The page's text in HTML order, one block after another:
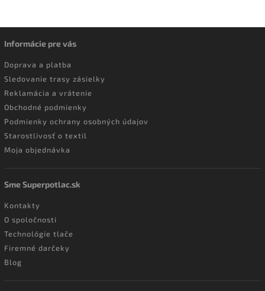
Informácie pre vás
Doprava a platba
Sledovanie trasy zásielky
Reklamácia a vrátenie
Obchodné podmienky
Podmienky ochrany osobných údajov
Starostlivosť o textil
Moja objednávka
Sme Superpotlac.sk
Kontakty
O spoločnosti
Technológie tlače
Firemné darčeky
Blog